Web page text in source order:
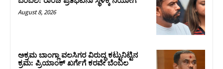
August 8, 2026
ಅಕ್ರಮ ಬಾಂಗ್ಲಾ ವಲಸಿಗರ ವಿರುದ್ಧ ಕಟ್ಟುನಿಟ್ಟಿನ
ಕ್ರಮ: ಪ್ರಿಯಾಂಕ್ ಖರ್ಗೆಗೆ ಕರವೇ ಬೆಂಬಲ